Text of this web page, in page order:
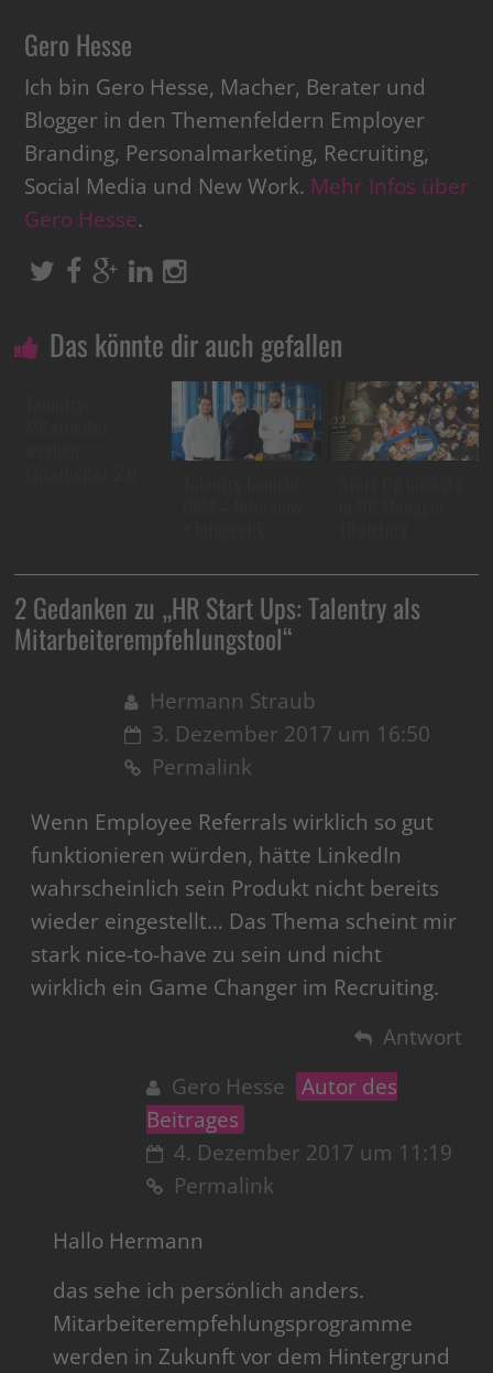
Gero Hesse
Ich bin Gero Hesse, Macher, Berater und
Blogger in den Themenfeldern Employer
Branding, Personalmarketing, Recruiting,
Social Media und New Work. Mehr Infos über
Gero Hesse.
Das könnte dir auch gefallen
2 Gedanken zu „HR Start Ups: Talentry als
Mitarbeiterempfehlungstool“
Hermann Straub
3. Dezember 2017 um 16:50
Permalink
Wenn Employee Referrals wirklich so gut
funktionieren würden, hätte LinkedIn
wahrscheinlich sein Produkt nicht bereits
wieder eingestellt… Das Thema scheint mir
stark nice-to-have zu sein und nicht
wirklich ein Game Changer im Recruiting.
Antwort
Gero Hesse
Autor des
Beitrages
4. Dezember 2017 um 11:19
Permalink
Hallo Hermann
das sehe ich persönlich anders.
Mitarbeiterempfehlungsprogramme
werden in Zukunft vor dem Hintergrund